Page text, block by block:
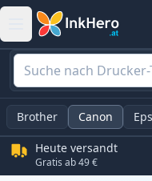
Brother Canon
Heute versandt
Gratis ab 49 €